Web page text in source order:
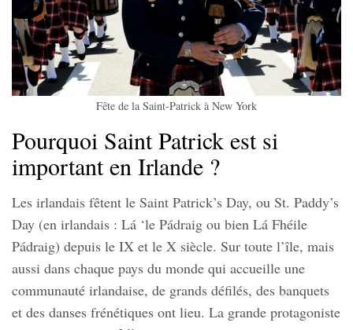
Fête de la Saint-Patrick à New York
Pourquoi Saint Patrick est si
important en Irlande ?
Les irlandais fêtent le Saint Patrick’s Day, ou St. Paddy’s
Day (en irlandais : Lá ‘le Pádraig ou bien Lá Fhéile
Pádraig) depuis le IX et le X siècle. Sur toute l’île, mais
aussi dans chaque pays du monde qui accueille une
communauté irlandaise, de grands défilés, des banquets
et des danses frénétiques ont lieu. La grande protagoniste